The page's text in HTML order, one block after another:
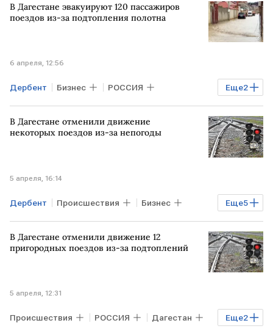
В Дагестане эвакуируют 120 пассажиров
поездов из-за подтопления полотна
6 апреля, 12:56
Еще2
Дербент Бизнес РОССИЯ
Махачкала Дагестан
В Дагестане отменили движение
некоторых поездов из-за непогоды
5 апреля, 16:14
Еще5
Дербент Происшествия Бизнес
РОССИЯ МОСКВА Дагестан
Федеральная пассажирская компания
В Дагестане отменили движение 12
пригородных поездов из-за подтоплений
5 апреля, 12:31
Еще2
Происшествия РОССИЯ Дагестан